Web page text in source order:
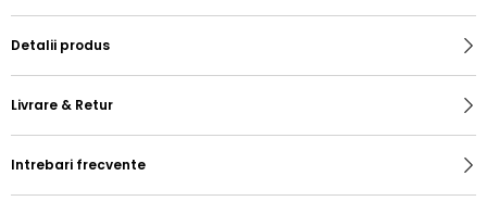
Detalii produs
Livrare & Retur
Intrebari frecvente